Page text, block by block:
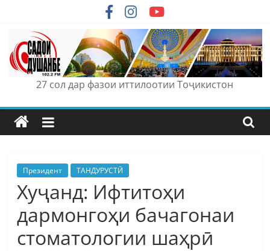
content
27 сол дар фазои иттилоотии Тоҷикистон
Президент ТАНДУРУСТӢ
Хуҷанд: Ифтитоҳи
дармонгоҳи бачагонаи
стоматологии шаҳрӣ